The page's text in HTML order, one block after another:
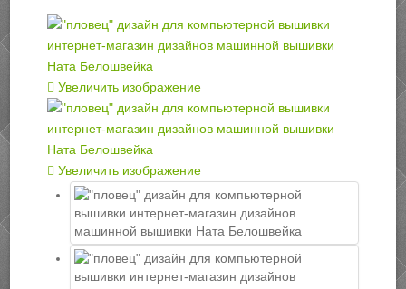
Увеличить изображение
Увеличить изображение